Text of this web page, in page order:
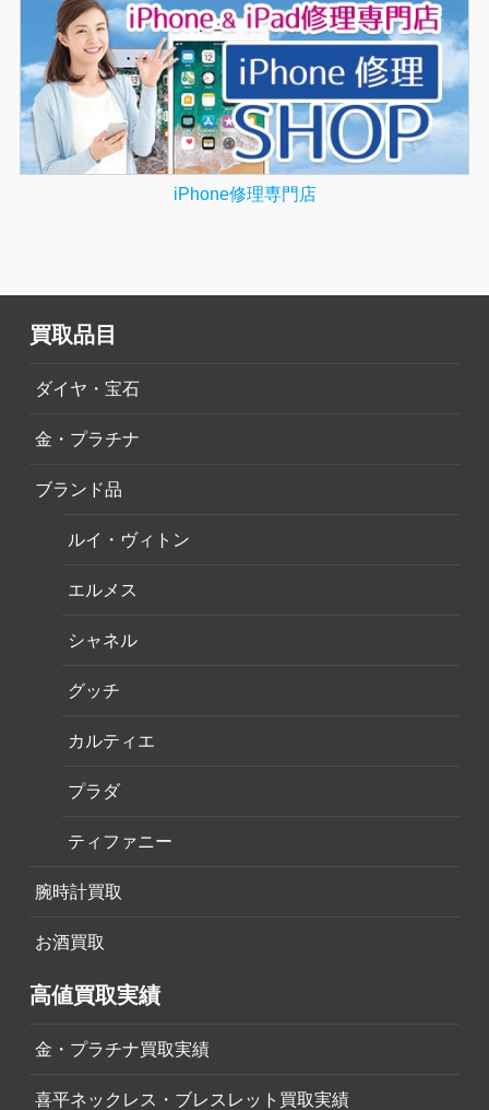
iPhone修理専門店
買取品目
ダイヤ・宝石
金・プラチナ
ブランド品
ルイ・ヴィトン
エルメス
シャネル
グッチ
カルティエ
プラダ
ティファニー
腕時計買取
お酒買取
高値買取実績
金・プラチナ買取実績
喜平ネックレス・ブレスレット買取実績